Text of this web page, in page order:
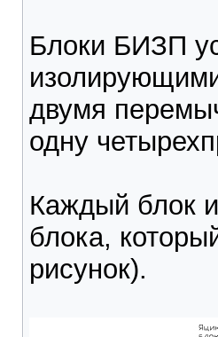
Блоки БИЗП
двумя
одну
Каждый блок
блока,
рисунок).